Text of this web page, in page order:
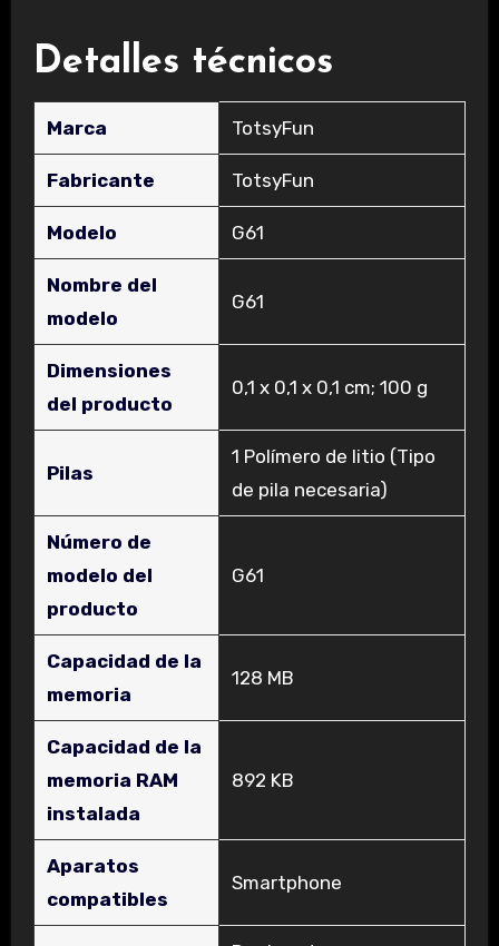
Detalles técnicos
Marca ‎TotsyFun
Fabricante ‎TotsyFun
Modelo ‎G61
Nombre del
modelo
‎G61
Dimensiones
del producto
‎0,1 x 0,1 x 0,1 cm; 100 g
Pilas
‎1 Polímero de litio (Tipo
de pila necesaria)
Número de
modelo del
producto
‎G61
Capacidad de la
memoria
‎128 MB
Capacidad de la
memoria RAM
instalada
‎892 KB
Aparatos
compatibles
‎Smartphone